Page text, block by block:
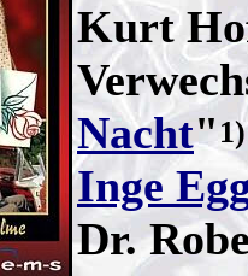
Kurt
Nacht"1)
Inge
Dr.